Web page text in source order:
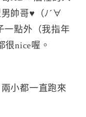
帥哥♥（ﾉ´∀
一點外（我指年
nice喔。
小都一直跑來